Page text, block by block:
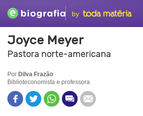
by
Joyce Meyer
Pastora norte-americana
Por Dilva Frazão
Biblioteconomista e professora